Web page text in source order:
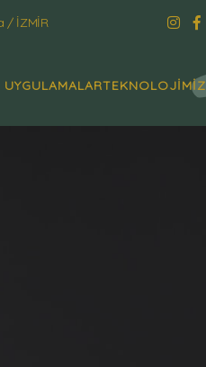
/ İZMİR
TEKNOLOJİMİZ